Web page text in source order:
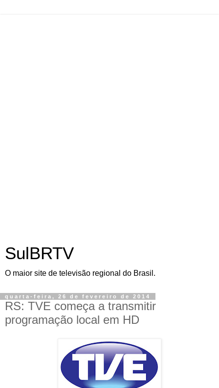
SulBRTV
O maior site de televisão regional do Brasil.
quarta-feira, 26 de fevereiro de 2014
RS: TVE começa a transmitir
programação local em HD